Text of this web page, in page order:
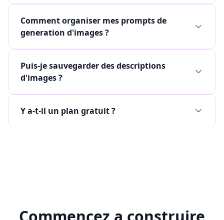
Comment organiser mes prompts de
generation d'images ?
Puis-je sauvegarder des descriptions
d'images ?
Y a-t-il un plan gratuit ?